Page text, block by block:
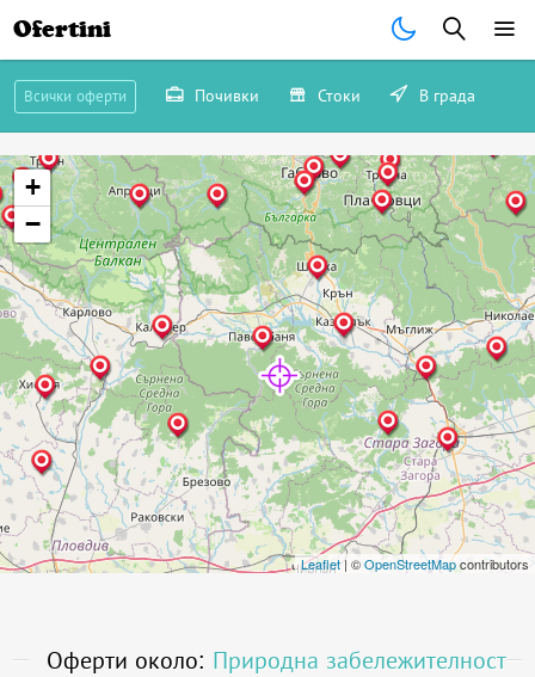
Ofertini
Всички оферти Почивки Стоки В града
+
−
Leaflet| ©OpenStreetMapcontributors
Оферти около: Природна забележителност